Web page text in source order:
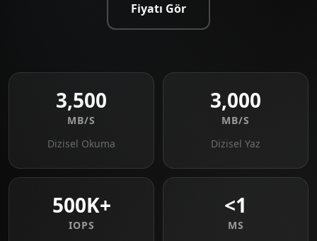
Fiyatı Gör
3,500
MB/S
Dizisel Okuma
3,000
MB/S
Dizisel Yaz
500K+
IOPS
<1
MS